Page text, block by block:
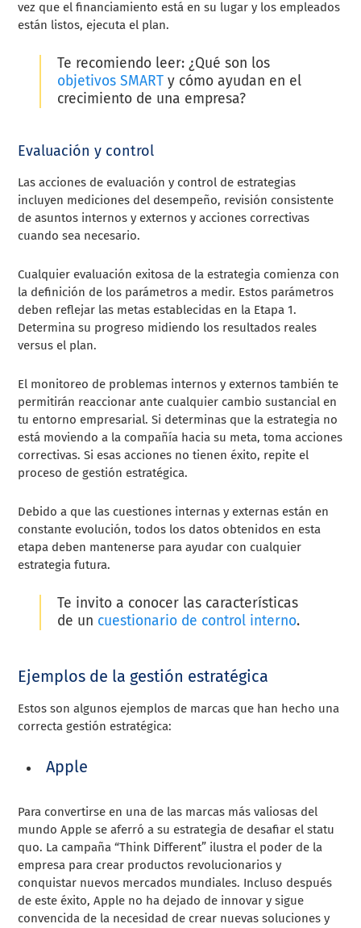
vez que el financiamiento está en su lugar y los empleados
están listos, ejecuta el plan.
Te recomiendo leer: ¿Qué son los
objetivos SMARTy cómo ayudan en el
crecimiento de una empresa?
Evaluación y control
Las acciones de evaluación y control de estrategias
incluyen mediciones del desempeño, revisión consistente
de asuntos internos y externos y acciones correctivas
cuando sea necesario.
Cualquier evaluación exitosa de la estrategia comienza con
la definición de los parámetros a medir. Estos parámetros
deben reflejar las metas establecidas en la Etapa 1.
Determina su progreso midiendo los resultados reales
versus el plan.
El monitoreo de problemas internos y externos también te
permitirán reaccionar ante cualquier cambio sustancial en
tu entorno empresarial. Si determinas que la estrategia no
está moviendo a la compañía hacia su meta, toma acciones
correctivas. Si esas acciones no tienen éxito, repite el
proceso de gestión estratégica.
Debido a que las cuestiones internas y externas están en
constante evolución, todos los datos obtenidos en esta
etapa deben mantenerse para ayudar con cualquier
estrategia futura.
Te invito a conocer las características
de un cuestionario de control interno.
Ejemplos de la gestión estratégica
Estos son algunos ejemplos de marcas que han hecho una
correcta gestión estratégica:
Apple
Para convertirse en una de las marcas más valiosas del
mundo Apple se aferró a su estrategia de desafiar el statu
quo. La campaña “Think Different” ilustra el poder de la
empresa para crear productos revolucionarios y
conquistar nuevos mercados mundiales. Incluso después
de este éxito, Apple no ha dejado de innovar y sigue
convencida de la necesidad de crear nuevas soluciones y